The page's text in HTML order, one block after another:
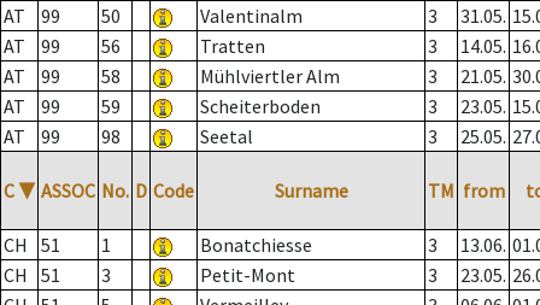
AT
99 50 Valentinalm 3 31.05.
AT
99 56 Tratten 3 14.05.
AT
99 58 Mühlviertler Alm 3 21.05.
AT
99 59 Scheiterboden 3 23.05.
AT
99 98 Seetal 3 25.05.
C ▼ ASSOC No. D Code Surname TM from
CH 51 1 Bonatchiesse 3 13.06.
CH
51 3 Petit-Mont 3 23.05.